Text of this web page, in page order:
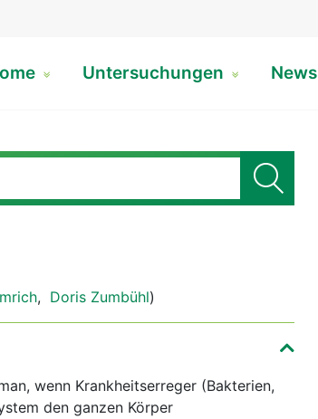
Untersuchungen News
, Doris Zumbühl)
wenn Krankheitserreger (Bakterien,
den ganzen Körper